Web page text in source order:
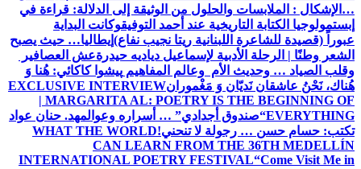
…الإشكال : الملابسات والحلول من الوثيقة إلى الدلالة: قراءة في
إبستمولوجيا الكتابة التاريخية عند أحمد التوفيقوكانت البداية
عبوراً (قصيدة للشاعرة اللبنانية ريتا نجيب نفاع) إيطاليا… حيث يصبح
الشعر وطنًا | الرحلة الأدبية لإسماعيل دياديه حيدرةعش العصافير
وقلب الصياد … وحديث الأم وعالم المفاهيم پیشوا کاکائي: هُنا وَ
هُناك، نَحْنُ عاشقان نَديّان وَ مَغْمورانEXCLUSIVE INTERVIEW
| MARGARITA AL: POETRY IS THE BEGINNING OF
EVERYTHING“صندوق أجدادي” … أسراره وعوالمهد. حنان عواد
تكتب: حسام حسن … رجولة لا تنحني!WHAT THE WORLD
CAN LEARN FROM THE 36TH MEDELLÍN
INTERNATIONAL POETRY FESTIVAL“Come Visit Me in